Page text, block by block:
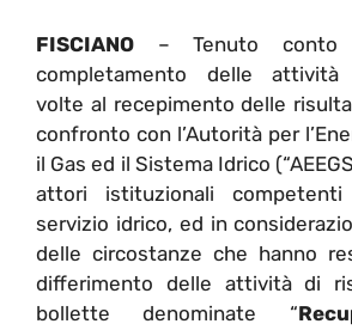
FISCIANO – Tenuto conto
completamento delle attività
volte al recepimento delle
confronto con l’Autorità per
il Gas ed il Sistema Idrico
attori istituzionali
servizio idrico, ed in
delle circostanze che hanno
differimento delle attività di
bollette denominate “